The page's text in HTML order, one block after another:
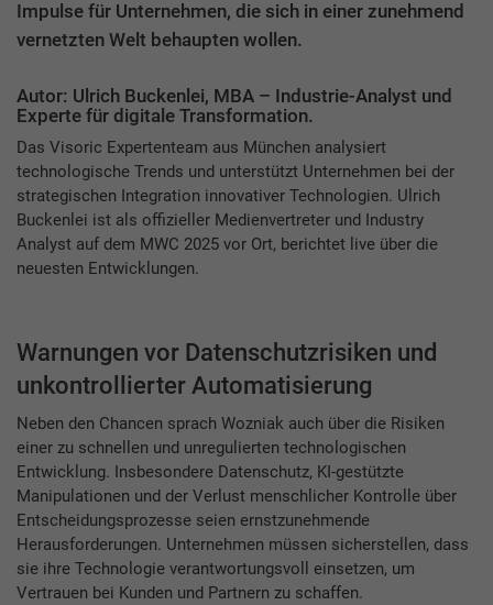
Impulse für Unternehmen, die sich in einer zunehmend
vernetzten Welt behaupten wollen.
Autor: Ulrich Buckenlei, MBA – Industrie-Analyst und
Experte für digitale Transformation.
Das Visoric Expertenteam aus München analysiert
technologische Trends und unterstützt Unternehmen bei der
strategischen Integration innovativer Technologien. Ulrich
Buckenlei ist als offizieller Medienvertreter und Industry
Analyst auf dem MWC 2025 vor Ort, berichtet live über die
neuesten Entwicklungen.
Warnungen vor Datenschutzrisiken und
unkontrollierter Automatisierung
Neben den Chancen sprach Wozniak auch über die Risiken
einer zu schnellen und unregulierten technologischen
Entwicklung. Insbesondere Datenschutz, KI-gestützte
Manipulationen und der Verlust menschlicher Kontrolle über
Entscheidungsprozesse seien ernstzunehmende
Herausforderungen. Unternehmen müssen sicherstellen, dass
sie ihre Technologie verantwortungsvoll einsetzen, um
Vertrauen bei Kunden und Partnern zu schaffen.